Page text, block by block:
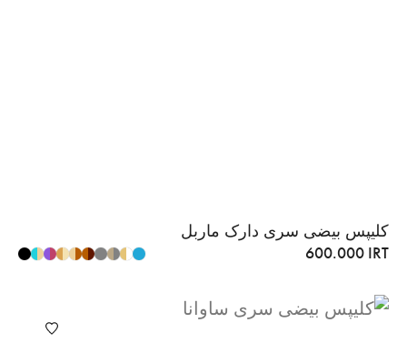
کلیپس بیضی سری دارک ماربل
600.000 IRT